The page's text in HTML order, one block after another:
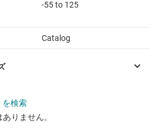
-55 to 125
Catalog
を検索
りません。